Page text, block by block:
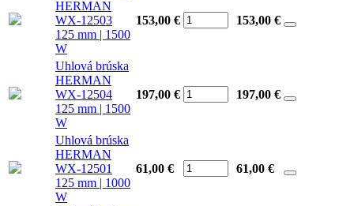
HERMAN
WX-12503
125 mm | 1500
W
153,00 € 153,00 €
Uhlová brúska
HERMAN
WX-12504
125 mm | 1500
W
197,00 € 197,00 €
Uhlová brúska
HERMAN
WX-12501
125 mm | 1000
W
61,00 € 61,00 €